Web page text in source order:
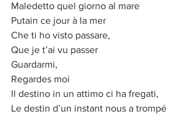
Maledetto quel giorno al mare
Putain ce jour à la mer
Che ti ho visto passare,
Que je t’ai vu passer
Guardarmi,
Regardes moi
Il destino in un attimo ci ha fregati,
Le destin d’un instant nous a trompé